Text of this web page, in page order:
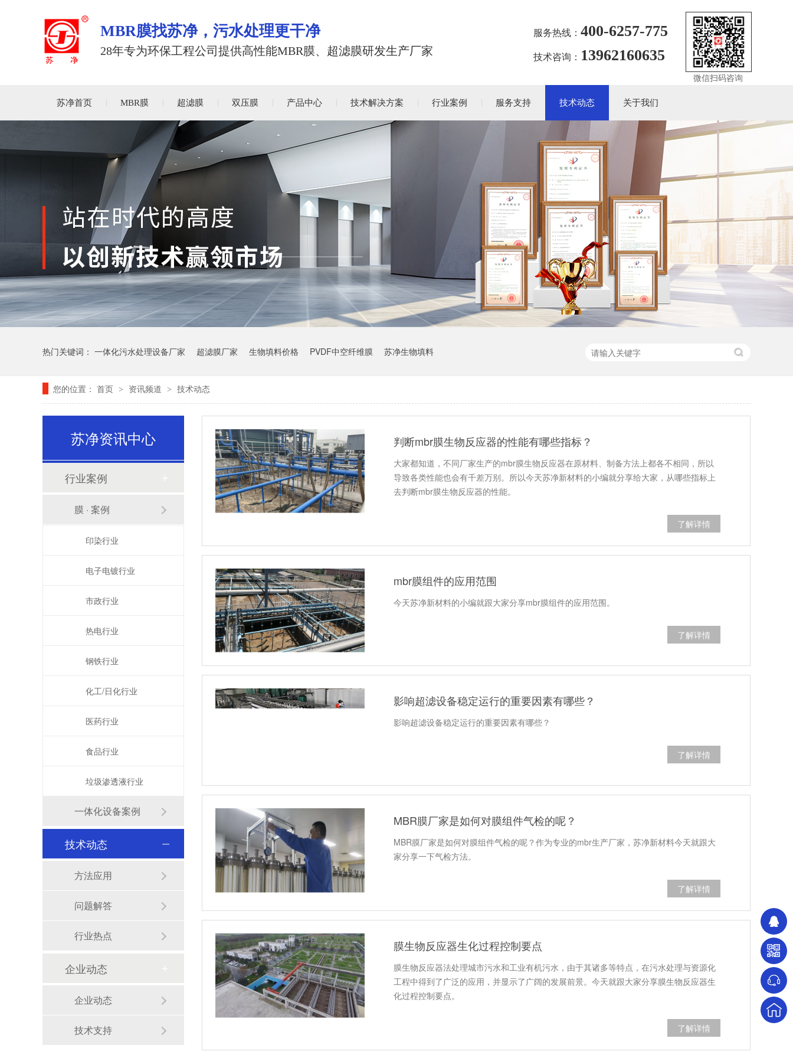
MBR膜找苏净，污水处理更干净
28年专为环保工程公司提供高性能MBR膜、超滤膜研发生产厂家
微信扫码咨询
服务热线： 400-6257-775
技术咨询： 13962160635
苏净首页 MBR膜 超滤膜 双压膜 产品中心 技术解决方案 行业案例 服务支持 技术动态 关于我们
热门关键词： 一体化污水处理设备厂家 超滤膜厂家 生物填料价格 PVDF中空纤维膜 苏净生物填料
您的位置： 首页 > 资讯频道 > 技术动态
判断mbr膜生物反应器的性能有哪些指标？
大家都知道，不同厂家生产的mbr膜生物反应器在原材料、制备方法上都各不相同，所以
导致各类性能也会有千差万别。所以今天苏净新材料的小编就分享给大家，从哪些指标上
去判断mbr膜生物反应器的性能。
了解详情
mbr膜组件的应用范围
今天苏净新材料的小编就跟大家分享mbr膜组件的应用范围。
了解详情
影响超滤设备稳定运行的重要因素有哪些？
影响超滤设备稳定运行的重要因素有哪些？
了解详情
MBR膜厂家是如何对膜组件气检的呢？
MBR膜厂家是如何对膜组件气检的呢？作为专业的mbr生产厂家，苏净新材料今天就跟大
家分享一下气检方法。
了解详情
膜生物反应器生化过程控制要点
膜生物反应器法处理城市污水和工业有机污水，由于其诸多等特点，在污水处理与资源化
工程中得到了广泛的应用，并显示了广阔的发展前景。今天就跟大家分享膜生物反应器生
化过程控制要点。
了解详情
苏净资讯中心
行业案例
膜 · 案例
印染行业
电子电镀行业
市政行业
热电行业
钢铁行业
化工/日化行业
医药行业
食品行业
垃圾渗透液行业
一体化设备案例
技术动态
方法应用
问题解答
行业热点
企业动态
企业动态
技术支持